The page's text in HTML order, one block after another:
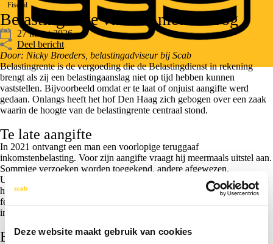
Deze website maakt gebruik van cookies
Fiscaal
Belastingrente van 4% niet te hoog
27 maart 2026
Deel bericht
Door: Nicky Broeders, belastingadviseur bij Scab
Belastingrente is de vergoeding die de Belastingdienst in rekening
brengt als zij een belastingaanslag niet op tijd hebben kunnen
vaststellen. Bijvoorbeeld omdat er te laat of onjuist aangifte werd
gedaan. Onlangs heeft het hof Den Haag zich gebogen over een zaak
waarin de hoogte van de belastingrente centraal stond.
Te late aangifte
In 2021 ontvangt een man een voorlopige teruggaaf
inkomstenbelasting. Voor zijn aangifte vraagt hij meermaals uitstel aan.
Sommige verzoeken worden toegekend, andere afgewezen.
Uiteindelijk stuurt de inspecteur een herinnering en een aanmaning tot
het doen van aangifte. De man dient zijn aangifte voor 2021 pas in
februari 2023 in. Hierop legt de inspecteur een definitieve aanslag op,
inclusief een verzuimboete en belastingrente.
Bezwaar belastingrente